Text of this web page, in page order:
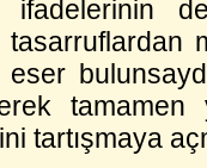
ifadelerinin
tartışmaya